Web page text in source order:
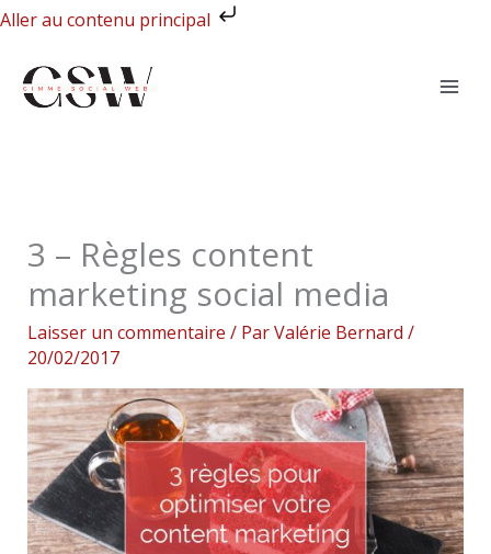
Aller au contenu principal
Aller
contenu
3 – Règles content
marketing social media
Laisser un commentaire / ParValérie Bernard /
20/02/2017